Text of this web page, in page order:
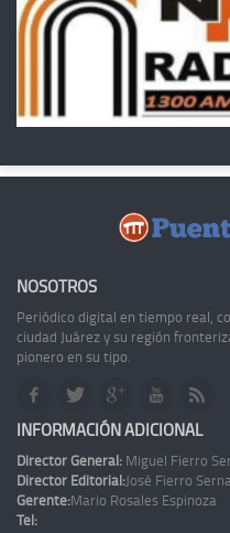
NOSOTROS
Periódico digital en tiempo real,
ciudad Juárez y su región
pionero en su tipo.
INFORMACIÓN ADICIONAL
Director General: Miguel Fierro
Director Editorial:José Fierro Serna
Gerente:Mario Rosales Espinoza
Tel: